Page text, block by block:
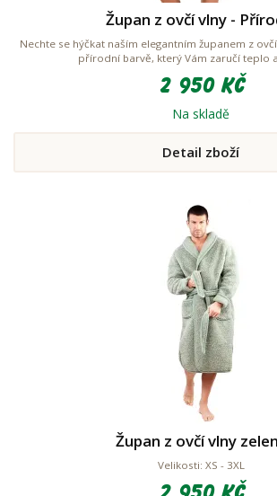
Župan z ovčí vlny -
Nechte se hýčkat naším elegantním županem z
přírodní barvě, který Vám zaručí teplo
2 950 Kč
Na skladě
Detail zboží
Župan z ovčí vlny
Velikosti: XS - 3XL